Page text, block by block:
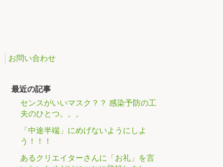
お問い合わせ
最近の記事
センスがいいマスク？？ 感染予防の工
夫のひとつ。。。
「中途半端」にめげないようにしよ
う！！！
あるクリエイターさんに「お礼」を言